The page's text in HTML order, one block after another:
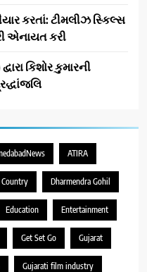
કરતાં: ટીમલીઝ સ્કિલ્સ
એનાયત કરી
કિશોર કુમારની
ATIRA
Country Dharmendra Gohil
Education Entertainment
Get Set Go Gujarat
Gujarati film industry